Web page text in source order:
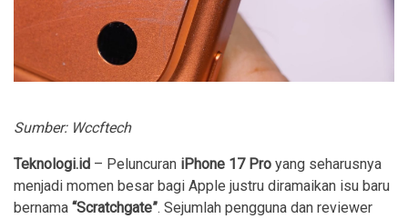
Sumber: Wccftech
Teknologi.id – Peluncuran iPhone 17 Pro yang seharusnya
menjadi momen besar bagi Apple justru diramaikan isu baru
bernama “Scratchgate”. Sejumlah pengguna dan reviewer